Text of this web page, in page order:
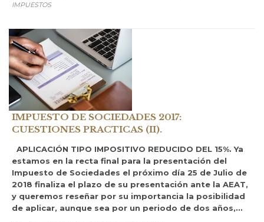
IMPUESTOS
IMPUESTO DE SOCIEDADES 2017:
CUESTIONES PRACTICAS (II).
APLICACIÓN TIPO IMPOSITIVO REDUCIDO DEL 15%. Ya
estamos en la recta final para la presentación del
Impuesto de Sociedades el próximo día 25 de Julio de
2018 finaliza el plazo de su presentación ante la AEAT,
y queremos reseñar por su importancia la posibilidad
de aplicar, aunque sea por un periodo de dos años,…